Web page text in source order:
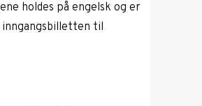
holdes på engelsk og er
til